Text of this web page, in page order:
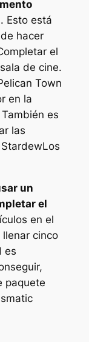
. Esto está
hacer
el
de cine.
Town
en la
es
las
Los
un
el
en el
cinco
es
paquete